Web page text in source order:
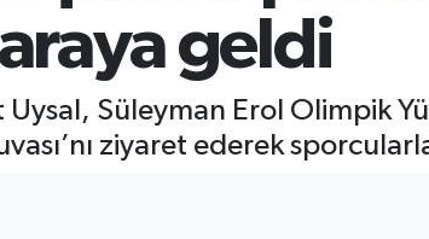
geldi
Uysal, Süleyman Erol Olimpik
ziyaret ederek